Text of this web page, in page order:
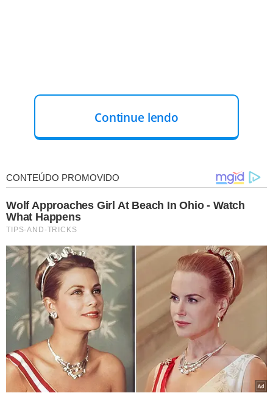
Imagem mostra a cena do crime de homicídio contra Luís Paulo, em José de
Continue lendo